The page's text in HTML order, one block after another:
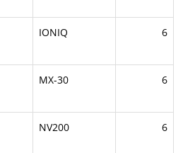
IONIQ 6
MX-30 6
NV200 6